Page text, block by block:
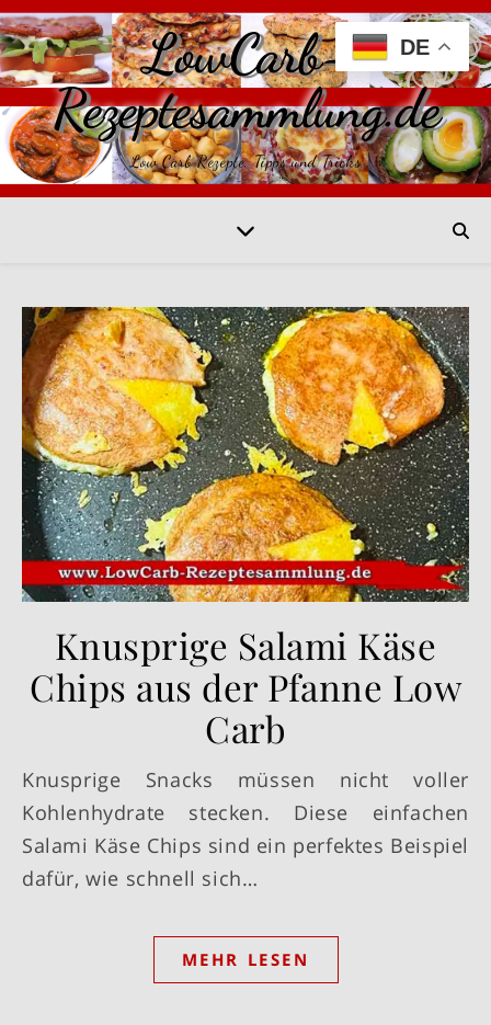
LowCarb-
Rezeptesammlung.de
Low Carb Rezepte, Tipps und Tricks
Knusprige Salami Käse
Chips aus der Pfanne Low
Carb
Knusprige Snacks müssen nicht voller
Kohlenhydrate stecken. Diese einfachen
Salami Käse Chips sind ein perfektes Beispiel
dafür, wie schnell sich…
MEHR LESEN
DE